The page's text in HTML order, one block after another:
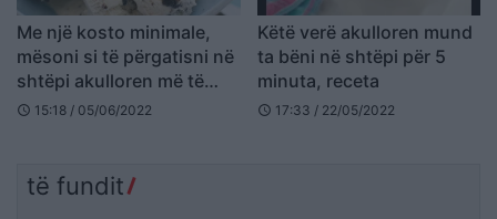
Me një kosto minimale,
mësoni si të përgatisni në
shtëpi akulloren më të
shijshme
schedule 15:18 / 05/06/2022
Këtë verë akulloren mund
ta bëni në shtëpi për 5
minuta, receta
schedule 17:33 / 22/05/2022
të fundit